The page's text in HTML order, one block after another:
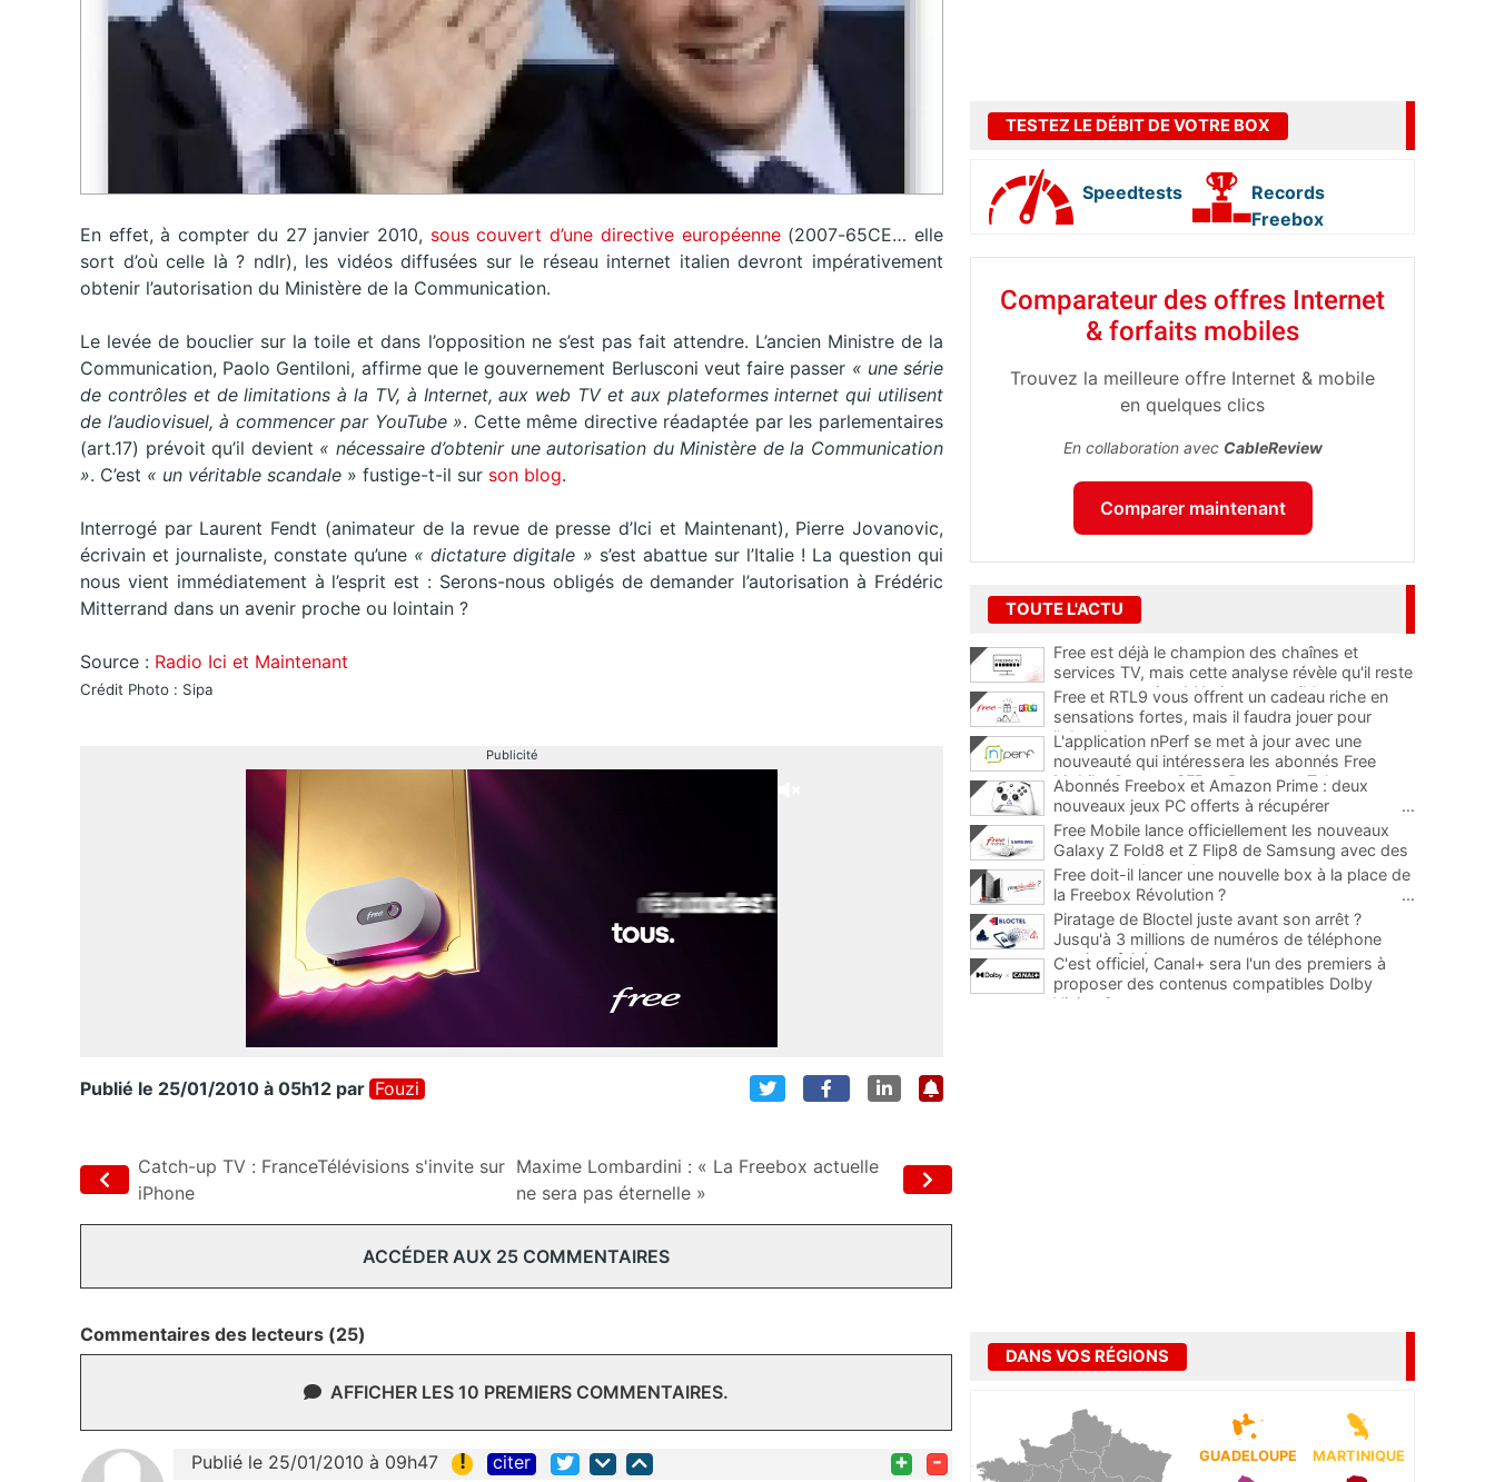
En effet, à compter du 27 janvier 2010, sous couvert d’une directive européenne(2007-65CE… elle
sort d’où celle là ? ndlr), les vidéos diffusées sur le réseau internet italien devront impérativement
obtenir l’autorisation du Ministère de la Communication.
Le levée de bouclier sur la toile et dans l’opposition ne s’est pas fait attendre. L’ancien Ministre de la
Communication, Paolo Gentiloni, affirme que le gouvernement Berlusconi veut faire passer « une série
de contrôles et de limitations à la TV, à Internet, aux web TV et aux plateformes internet qui utilisent
de l’audiovisuel, à commencer par YouTube ». Cette même directive réadaptée par les parlementaires
(art.17) prévoit qu’il devient « nécessaire d’obtenir une autorisation du Ministère de la Communication
». C’est « un véritable scandale » fustige-t-il sur son blog.
Interrogé par Laurent Fendt (animateur de la revue de presse d’Ici et Maintenant), Pierre Jovanovic,
écrivain et journaliste, constate qu’une « dictature digitale » s’est abattue sur l’Italie ! La question qui
nous vient immédiatement à l’esprit est : Serons-nous obligés de demander l’autorisation à Frédéric
Mitterrand dans un avenir proche ou lointain ?
Source : Radio Ici et Maintenant
Crédit Photo : Sipa
Publicité
Publié le 25/01/2010 à 05h12 par Fouzi
Catch-up TV : FranceTélévisions s'invite sur
iPhone
Maxime Lombardini : « La Freebox actuelle
ne sera pas éternelle »
ACCÉDER AUX 25 COMMENTAIRES
Commentaires des lecteurs (25)
AFFICHER LES 10 PREMIERS COMMENTAIRES.
Publié le 25/01/2010 à 09h47 ! citer + -
TESTEZ LE DÉBIT DE VOTRE BOX
Speedtests
Records
Freebox
Comparateur des offres Internet
& forfaits mobiles
Trouvez la meilleure offre Internet & mobile
en quelques clics
En collaboration avec CableReview
Comparer maintenant
TOUTE L'ACTU
Free est déjà le champion des chaînes et
services TV, mais cette analyse révèle qu'il reste
encore au moins 141 ajouts possibles
Free et RTL9 vous offrent un cadeau riche en
sensations fortes, mais il faudra jouer pour
l'obtenir
L'application nPerf se met à jour avec une
nouveauté qui intéressera les abonnés Free
Mobile, Orange, SFR et Bouygues Telecom
Abonnés Freebox et Amazon Prime : deux
nouveaux jeux PC offerts à récupérer
...
Free Mobile lance officiellement les nouveaux
Galaxy Z Fold8 et Z Flip8 de Samsung avec des
promos et des cadeaux
...
Free doit-il lancer une nouvelle box à la place de
la Freebox Révolution ?
...
Piratage de Bloctel juste avant son arrêt ?
Jusqu'à 3 millions de numéros de téléphone
auraient fuité
C'est officiel, Canal+ sera l'un des premiers à
proposer des contenus compatibles Dolby
Vision 2
DANS VOS RÉGIONS
GUADELOUPE MARTINIQUE